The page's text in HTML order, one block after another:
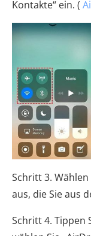
Kontakte“ ein. (
Schritt 3.
aus, die Sie aus
Schritt 4. Tippen